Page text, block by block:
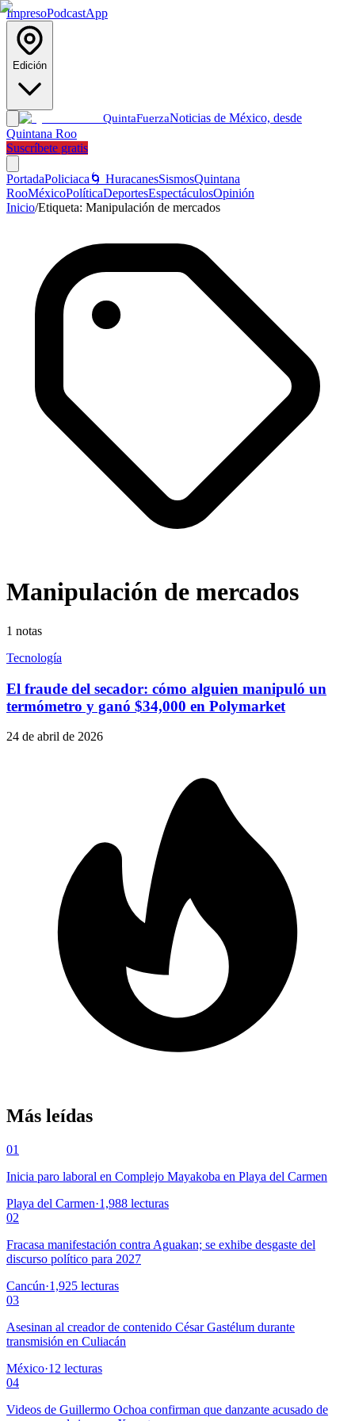
ImpresoPodcastApp
Edición
QuintaFuerzaNoticias de México, desde
Quintana Roo
Suscríbete gratis
PortadaPoliciaca 🌀 HuracanesSismosQuintana
RooMéxicoPolíticaDeportesEspectáculosOpinión
Inicio/Etiqueta: Manipulación de mercados
Manipulación de mercados
1 notas
Tecnología
El fraude del secador: cómo alguien manipuló un
termómetro y ganó $34,000 en Polymarket
24 de abril de 2026
Más leídas
01
Inicia paro laboral en Complejo Mayakoba en Playa del Carmen
Playa del Carmen·1,988 lecturas
02
Fracasa manifestación contra Aguakan; se exhibe desgaste del
discurso político para 2027
Cancún·1,925 lecturas
03
Asesinan al creador de contenido César Gastélum durante
transmisión en Culiacán
México·12 lecturas
04
Videos de Guillermo Ochoa confirman que danzante acusado de